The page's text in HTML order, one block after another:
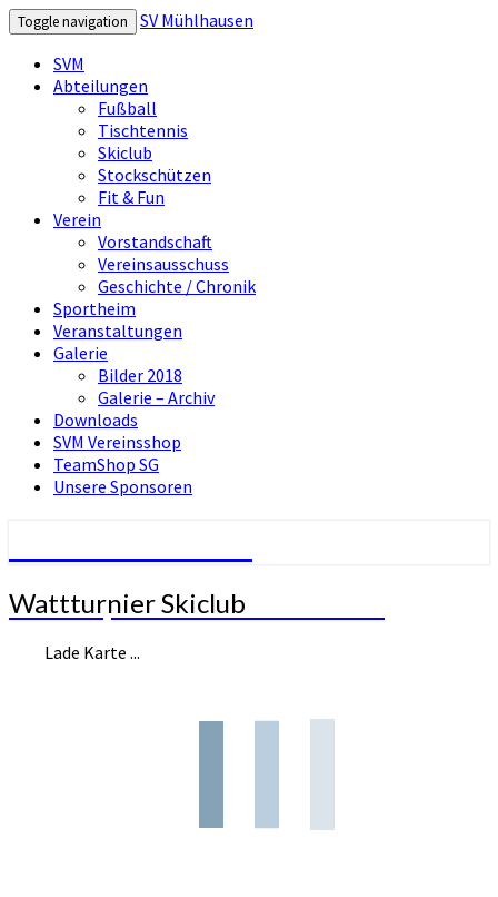
Toggle navigation
SV Mühlhausen
SVM
Abteilungen
Fußball
Tischtennis
Skiclub
Stockschützen
Fit & Fun
Verein
Vorstandschaft
Vereinsausschuss
Geschichte / Chronik
Sportheim
Veranstaltungen
Galerie
Bilder 2018
Galerie – Archiv
Downloads
SVM Vereinsshop
TeamShop SG
Unsere Sponsoren
SVM – Sportverein Mühlhausen
Wattturnier
Skiclub
Wattturnier Skiclub
Lade Karte ...